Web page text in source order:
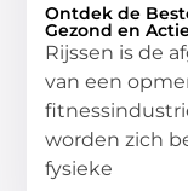
Ontdek de
Gezond en
Rijssen is de
van een
worden zich
fysieke